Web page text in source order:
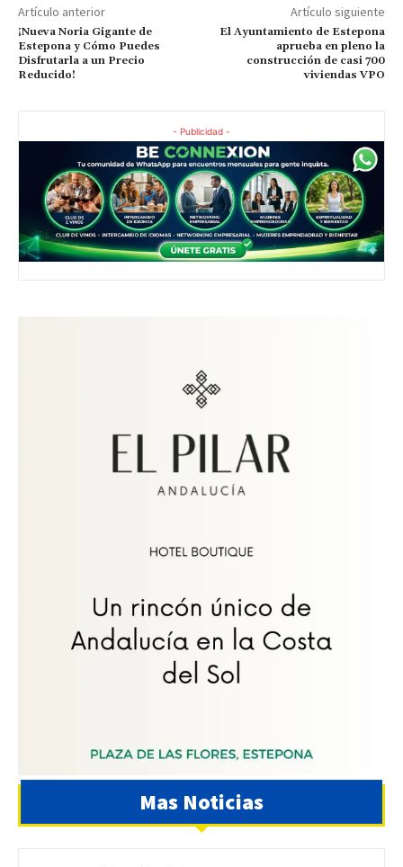
Artículo anterior
¡Nueva Noria Gigante de
Estepona y Cómo Puedes
Disfrutarla a un Precio
Reducido!
Artículo siguiente
El Ayuntamiento de Estepona
aprueba en pleno la
construcción de casi 700
viviendas VPO
- Publicidad -
Mas Noticias